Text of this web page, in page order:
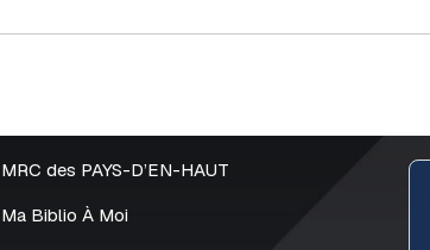
MRC des PAYS-D’EN-HAUT
Ma Biblio À Moi